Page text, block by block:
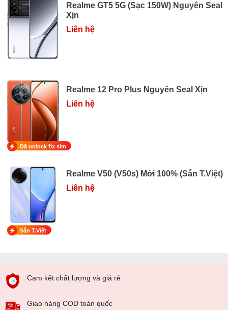
Realme GT5 5G (Sạc 150W) Nguyên Seal
Xịn
Liên hệ
Realme 12 Pro Plus Nguyên Seal Xịn
Liên hệ
Đã unlock fix sim
Realme V50 (V50s) Mới 100% (Sẵn T.Việt)
Liên hệ
Sẵn T.Việt
Cam kết chất lượng và giá rẻ
Giao hàng COD toàn quốc